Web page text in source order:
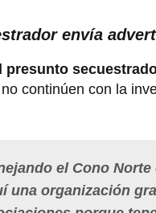
envía
presunto
no continúen con la
el Cono
una organización